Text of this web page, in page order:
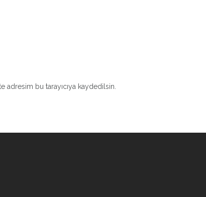
adresim bu tarayıcıya kaydedilsin.